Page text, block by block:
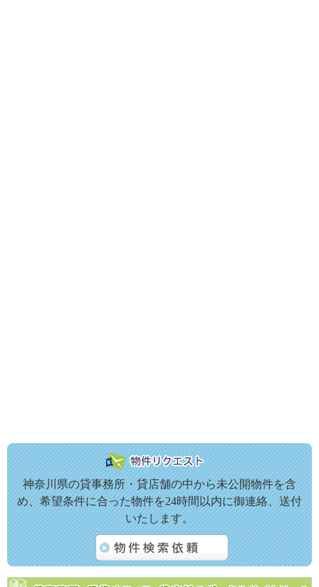
神奈川県の貸事務所・貸店舗の中から未公開物件を含
め、希望条件に合った物件を24時間以内に御連絡、送付
いたします。